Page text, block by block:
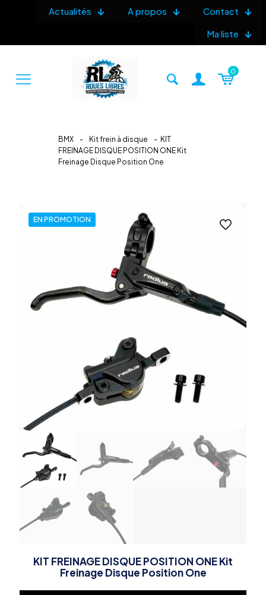
Actualités A propos
Contact
Ma liste
0
BMX - Kit frein à disque - KIT
FREINAGE DISQUE POSITION ONE Kit
Freinage Disque Position One
EN PROMOTION
KIT FREINAGE DISQUE POSITION ONE Kit
Freinage Disque Position One